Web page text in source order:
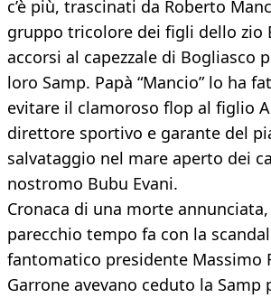
c’è più, trascinati da Roberto
gruppo tricolore dei figli dello zio
accorsi al capezzale di Bogliasco
loro Samp. Papà “Mancio” lo ha
evitare il clamoroso flop al figlio
direttore sportivo e garante del
salvataggio nel mare aperto dei
nostromo Bubu Evani.
Cronaca di una morte
parecchio tempo fa con la
fantomatico presidente Massimo
Garrone avevano ceduto la Samp